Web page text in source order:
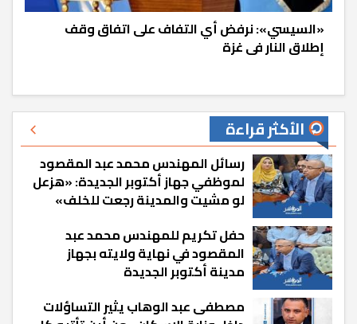
«السيسي»: نرفض أي التفاف على اتفاق وقف
إطلاق النار فى غزة
الأكثر قراءة
رسائل المهندس محمد عبد المقصود
لموظفي جهاز أكتوبر الجديدة: «هزعل
لو مشيت والمدينة رجعت للخلف»
حفل تكريم للمهندس محمد عبد
المقصود في نهاية ولايته بجهاز
مدينة أكتوبر الجديدة
مصطفى عبد الوهاب يثير التساؤلات